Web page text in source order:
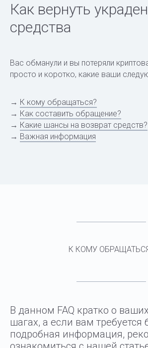
Как вернуть
средства
Вас обманули и вы потеряли
просто и коротко, какие ваши
→ К кому обращаться?
→ Как составить обращение?
→ Какие шансы на возврат средств?
→ Важная информация
К КОМУ
В данном FAQ кратко о
шагах, а если вам требуется
подробная информация,